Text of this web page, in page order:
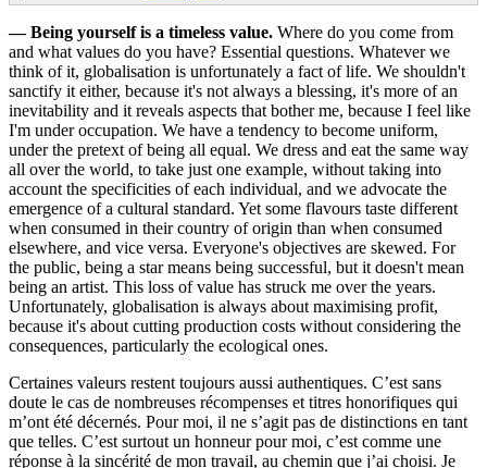
—Being yourself is a timeless value. Where do you come from
and what values do you have? Essential questions. Whatever we
think of it, globalisation is unfortunately a fact of life. We shouldn't
sanctify it either, because it's not always a blessing, it's more of an
inevitability and it reveals aspects that bother me, because I feel like
I'm under occupation. We have a tendency to become uniform,
under the pretext of being all equal. We dress and eat the same way
all over the world, to take just one example, without taking into
account the specificities of each individual, and we advocate the
emergence of a cultural standard. Yet some flavours taste different
when consumed in their country of origin than when consumed
elsewhere, and vice versa. Everyone's objectives are skewed. For
the public, being a star means being successful, but it doesn't mean
being an artist. This loss of value has struck me over the years.
Unfortunately, globalisation is always about maximising profit,
because it's about cutting production costs without considering the
consequences, particularly the ecological ones.
Certaines valeurs restent toujours aussi authentiques. C’est sans
doute le cas de nombreuses récompenses et titres honorifiques qui
m’ont été décernés. Pour moi, il ne s’agit pas de distinctions en tant
que telles. C’est surtout un honneur pour moi, c’est comme une
réponse à la sincérité de mon travail, au chemin que j’ai choisi. Je